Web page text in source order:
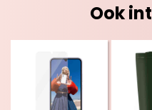
Ook